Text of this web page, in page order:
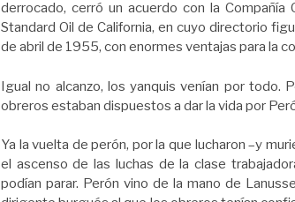
derrocado, cerró un acuerdo con la
Standard Oil de California, en cuyo directorio
de abril de 1955, con enormes ventajas para la
Igual no alcanzo, los yanquis venían por todo.
obreros estaban dispuestos a dar la vida por
Ya la vuelta de perón, por la que lucharon –y
el ascenso de las luchas de la clase
podían parar. Perón vino de la mano de